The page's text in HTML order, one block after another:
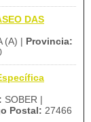
DAS
(A) | Provincia:
SOBER |
Postal: 27466